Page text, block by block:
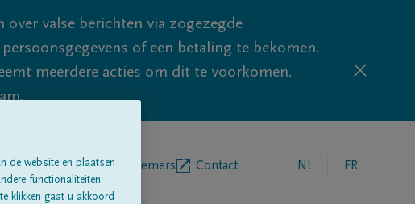
valse berichten via zogezegde
of een betaling te bekomen.
meerdere acties om dit te voorkomen.
onsBegrafenisondernemers Contact NL FR
de website en plaatsen
functionaliteiten;
klikken gaat u akkoord